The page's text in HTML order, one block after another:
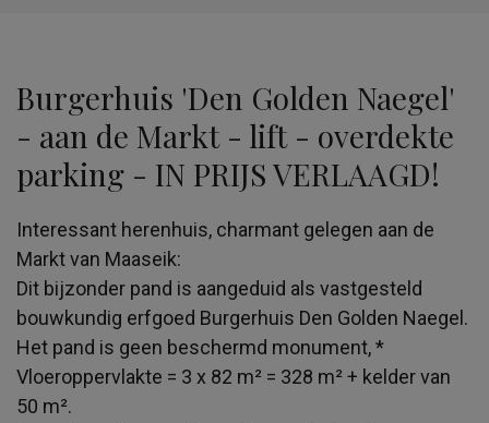
Burgerhuis 'Den Golden Naegel'
- aan de Markt - lift - overdekte
parking - IN PRIJS VERLAAGD!
Interessant herenhuis, charmant gelegen aan de
Markt van Maaseik:
Dit bijzonder pand is aangeduid als vastgesteld
bouwkundig erfgoed Burgerhuis Den Golden Naegel.
Het pand is geen beschermd monument, *
Vloeroppervlakte = 3 x 82 m² = 328 m² + kelder van
50 m².